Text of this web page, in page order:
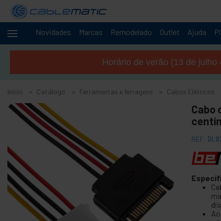
Novidades Marcas Remodelado Outlet Ajuda
Cabos +
servidores
Áudio
e
Vídeo
+
Iluminação +
Fotografia +
Ferramentas
e ferragens
Acessórios de piso, porta e janela
+
Horário de verão (13 de
Início Catálogo Ferramentas e ferragens Cabos Elétricos
Cabo
REF: